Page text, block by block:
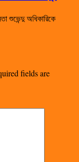
শুভেন্দু অধিকারিকে
fields are